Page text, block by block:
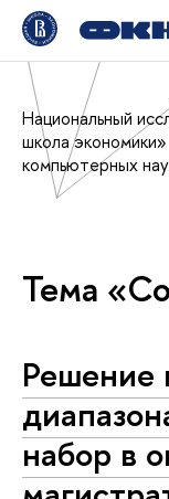
Национальный
школа экономики»
компьютерных
Тема
Решение
набор в